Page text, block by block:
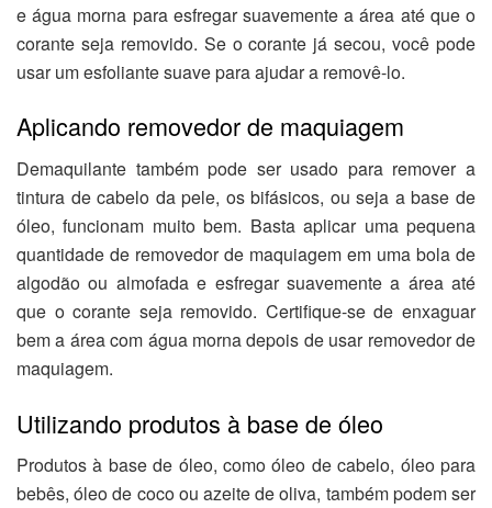
e água morna para esfregar suavemente a área até que o
corante seja removido. Se o corante já secou, você pode
usar um esfoliante suave para ajudar a removê-lo.
Aplicando removedor de maquiagem
Demaquilante também pode ser usado para remover a
tintura de cabelo da pele, os bifásicos, ou seja a base de
óleo, funcionam muito bem. Basta aplicar uma pequena
quantidade de removedor de maquiagem em uma bola de
algodão ou almofada e esfregar suavemente a área até
que o corante seja removido. Certifique-se de enxaguar
bem a área com água morna depois de usar removedor de
maquiagem.
Utilizando produtos à base de óleo
Produtos à base de óleo, como óleo de cabelo, óleo para
bebês, óleo de coco ou azeite de oliva, também podem ser